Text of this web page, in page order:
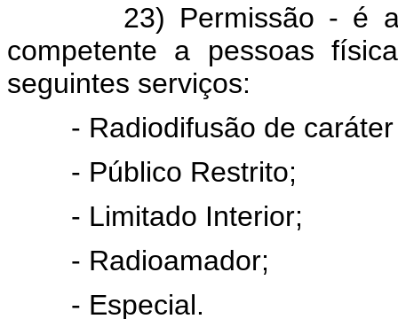
23) Permissão - é a
competente a pessoas
seguintes serviços:
- Radiodifusão de caráter
- Público Restrito;
- Limitado Interior;
- Radioamador;
- Especial.